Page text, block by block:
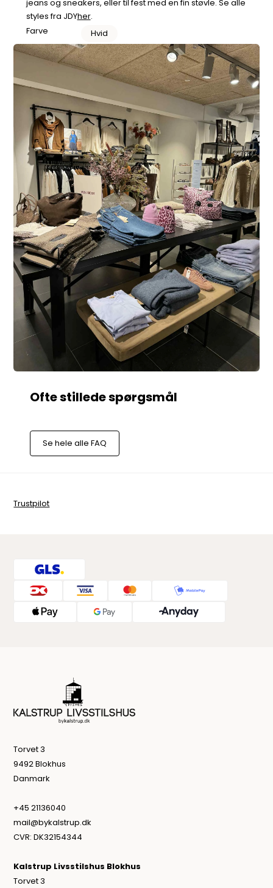
jeans og sneakers, eller til fest med en fin støvle. Se alle
styles fra JDYher.
Farve
Hvid
Se hele alle FAQ
Trustpilot
Torvet 3
9492 Blokhus
Danmark
+45 21136040
mail@bykalstrup.dk
CVR: DK32154344
Kalstrup Livsstilshus Blokhus
Torvet 3